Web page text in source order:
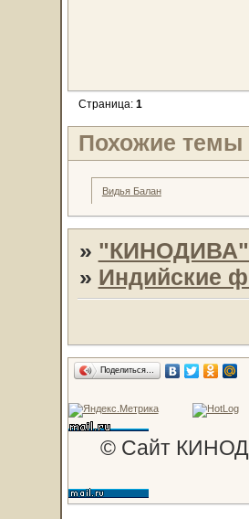
Страница: 1
Похожие темы
Видья Балан
» "КИНОДИВА"
» Индийские
Поделиться…
© Сайт